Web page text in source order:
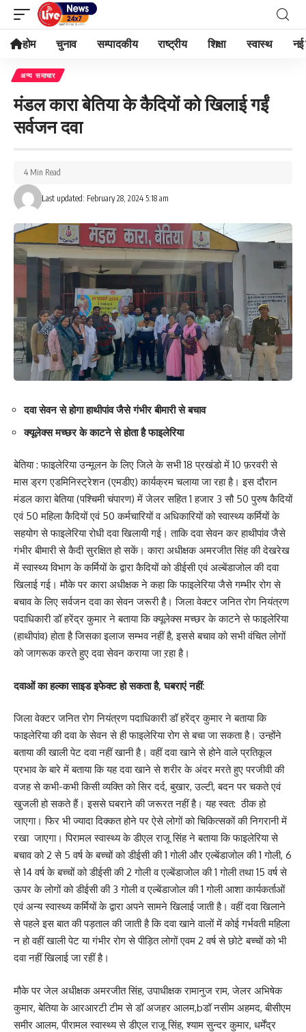
होम चुनाव सम्पादकीय राष्ट्रीय शिक्षा स्वास्थ नई
अन्य समाचार
मंडल कारा बेतिया के कैदियों को खिलाई गईं
सर्वजन दवा
Last updated: February 28, 2024 5:18 am
4 Min Read
दवा सेवन से होगा हाथीपांव जैसे गंभीर बीमारी से बचाव
क्यूलेक्स मच्छर के काटने से होता है फाइलेरिया
बेतिया : फाइलेरिया उन्मूलन के लिए जिले के सभी 18 प्रखंडो में 10 फ़रवरी से
मास ड्रग एडमिनिस्ट्रेशन (एमडीए) कार्यक्रम चलाया जा रहा है। इस दौरान
मंडल कारा बेतिया (पश्चिमी चंपारण) में जेलर सहित 1 हजार 3 सौ 50 पुरुष कैदियों
एवं 50 महिला कैदियों एवं 50 कर्मचारियों व अधिकारियों को स्वास्थ्य कर्मियों के
सहयोग से फाइलेरिया रोधी दवा खिलायी गई। ताकि दवा सेवन कर हाथीपांव जैसे
गंभीर बीमारी से कैदी सुरक्षित हो सकें। कारा अधीक्षक अमरजीत सिंह की देखरेख
में स्वास्थ्य विभाग के कर्मियों के द्वारा कैदियों को डीईसी एवं अल्बेंडाजोल की दवा
खिलाई गई। मौके पर कारा अधीक्षक ने कहा कि फाइलेरिया जैसे गम्भीर रोग से
बचाव के लिए सर्वजन दवा का सेवन जरूरी है। जिला वेक्टर जनित रोग नियंत्रण
पदाधिकारी डॉ हरेंद्र कुमार ने बताया कि क्यूलेक्स मच्छर के काटने से फाइलेरिया
(हाथीपांव) होता है जिसका इलाज सम्भव नहीं है, इससे बचाव को सभी वंचित लोगों
को जागरूक करते हुए दवा सेवन कराया जा ऱहा है।
दवाओं का हल्का साइड इफेक्ट हो सकता है, घबराएं नहीं:
जिला वेक्टर जनित रोग नियंत्रण पदाधिकारी डॉ हरेंद्र कुमार ने बताया कि
फाइलेरिया की दवा के सेवन से ही फाइलेरिया रोग से बचा जा सकता है। उन्होंने
बताया की खाली पेट दवा नहीं खानी है। वहीं दवा खाने से होने वाले प्रतिकूल
प्रभाव के बारे में बताया कि यह दवा खाने से शरीर के अंदर मरते हुए परजीवी की
वजह से कभी-कभी किसी व्यक्ति को सिर दर्द, बुखार, उल्टी, बदन पर चकते एवं
खुजली हो सकते हैं। इससे घबराने की जरूरत नहीं है। यह स्वत: ठीक हो
जाएगा। फिर भी ज्यादा दिक्कत होने पर ऐसे लोगों को चिकित्सकों की निगरानी में
रखा जाएगा। पिरामल स्वास्थ्य के डीएल राजू सिंह ने बताया कि फाइलेरिया से
बचाव को 2 से 5 वर्ष के बच्चों को डीईसी की 1 गोली और एल्बेंडाजोल की 1 गोली, 6
से 14 वर्ष के बच्चों को डीईसी की 2 गोली व एल्बेंडाजोल की 1 गोली तथा 15 वर्ष से
ऊपर के लोगों को डीईसी की 3 गोली व एल्बेंडाजोल की 1 गोली आशा कार्यकर्ताओं
एवं अन्य स्वास्थ्य कर्मियों के द्वारा अपने सामने खिलाई जाती है। वहीं दवा खिलाने
से पहले इस बात की पड़ताल की जाती है कि दवा खाने वालों में कोई गर्भवती महिला
न हो वहीं खाली पेट या गंभीर रोग से पीड़ित लोगों एवम 2 वर्ष से छोटे बच्चों को भी
दवा नहीं खिलाई जा रहीं है।
मौके पर जेल अधीक्षक अमरजीत सिंह, उपाधीक्षक रामानुज राम, जेलर अभिषेक
कुमार, बेतिया के आरआरटी टीम से डॉ अजहर आलम,bडॉ नसीम अहमद, बीसीएम
समीर आलम, पीरामल स्वास्थ्य से डीएल राजू सिंह, श्याम सुन्दर कुमार, धर्मेंद्र